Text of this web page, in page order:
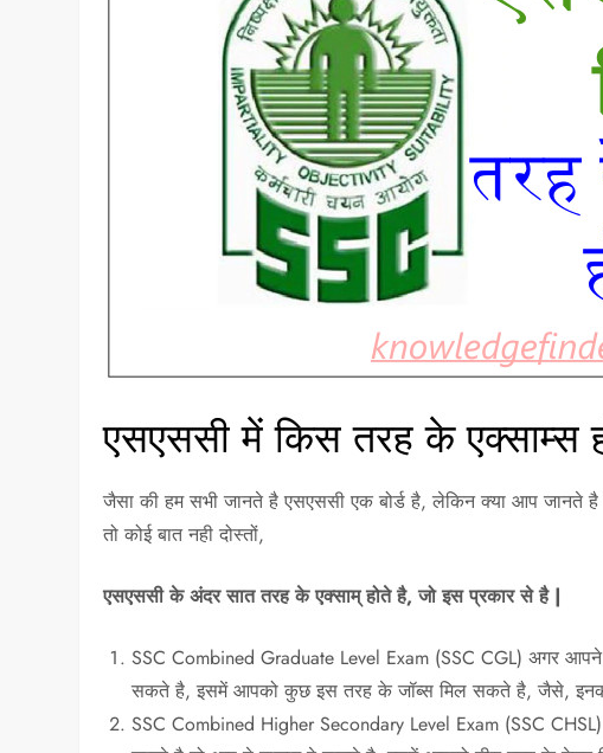
एसएससी में किस तरह के एक्साम्स
जैसा की हम सभी जानते है एसएससी एक बोर्ड है, लेकिन क्या आप जानते
तो कोई बात नही दोस्तों,
एसएससी के अंदर सात तरह के एक्साम् होते है, जो इस प्रकार से है |
SSC Combined Graduate Level Exam (SSC CGL) अगर
सकते है, इसमें आपको कुछ इस तरह के जॉब्स मिल सकते है, जैसे,
SSC Combined Higher Secondary Level Exam (SSC